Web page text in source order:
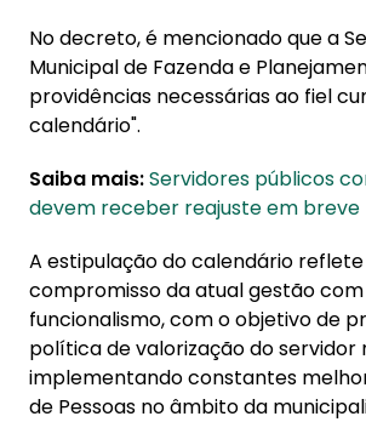
No decreto, é mencionado que a
Municipal de Fazenda e
providências necessárias ao fiel
calendário".
Saiba mais:Servidores públicos
devem receber reajuste em breve
A estipulação do calendário
compromisso da atual gestão
funcionalismo, com o objetivo de
política de valorização do servidor
implementando constantes
de Pessoas no âmbito da